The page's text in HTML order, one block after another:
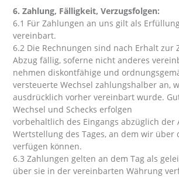
6. Zahlung, Fälligkeit, Verzugsfolgen:
6.1 Für Zahlungen an uns gilt als
vereinbart.
6.2 Die Rechnungen sind nach Erhalt zur
Abzug fällig, soferne nicht anderes
nehmen diskontfähige und
versteuerte Wechsel zahlungshalber an,
ausdrücklich vorher vereinbart wurde.
Wechsel und Schecks erfolgen
vorbehaltlich des Eingangs abzüglich der
Wertstellung des Tages, an dem wir über
verfügen können.
6.3 Zahlungen gelten an dem Tag als
über sie in der vereinbarten Währung